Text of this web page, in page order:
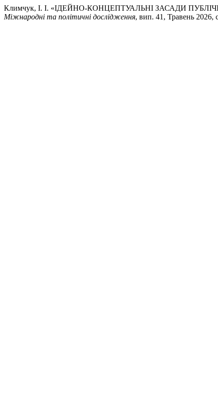
Климчук, І. І. «ІДЕЙНО-КОНЦЕПТУАЛЬНІ ЗАСАДИ
Міжнародні та політичні дослідження, вип. 41, Травень 2026,